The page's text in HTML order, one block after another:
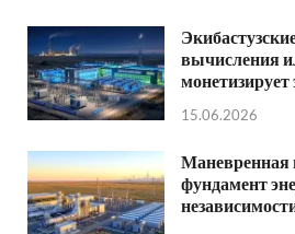
вычисления
15.06.2026
Маневренная
фундамент